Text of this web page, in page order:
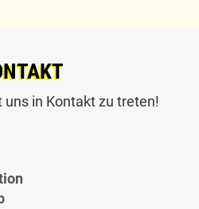
uns in Kontakt zu treten!